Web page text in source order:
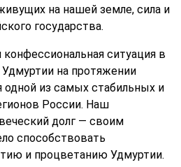
на нашей земле, сила и
государства.
ситуация в
на протяжении
одной из самых стабильных и
России. Наш
долг — своим
способствовать
и процветанию Удмуртии.